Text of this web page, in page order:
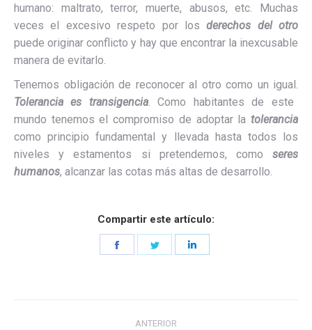
humano: maltrato, terror, muerte, abusos, etc. Muchas
veces el excesivo respeto por losderechos del otro
puede originar conflicto y hay que encontrar la inexcusable
manera de evitarlo.
Tenemos obligación de reconocer al otro como un igual.
Tolerancia es transigencia. Como habitantes de este
mundo tenemos el compromiso de adoptar la tolerancia
como principio fundamental y llevada hasta todos los
niveles y estamentos si pretendemos, como seres
humanos, alcanzar las cotas más altas de desarrollo.
Compartir este artículo:
Share
ANTERIOR